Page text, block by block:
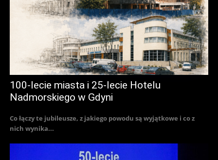
100-lecie miasta i 25-lecie Hotelu
Nadmorskiego w Gdyni
Co łączy te jubileusze, z jakiego powodu są wyjątkowe i co z
nich wynika...